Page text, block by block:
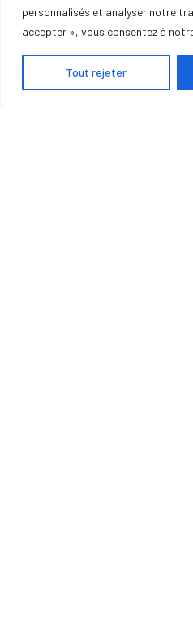
personnalisés et analyser notre
accepter », vous consentez à
Tout rejeter
SERVICE DE